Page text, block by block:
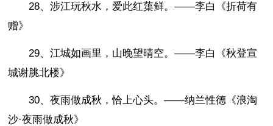
28、涉江玩秋水，爱此红蕖鲜。——李白《折荷有
赠》
29、江城如画里，山晚望晴空。——李白《秋登宣
城谢脁北楼》
30、夜雨做成秋，恰上心头。——纳兰性德《浪淘
沙·夜雨做成秋》